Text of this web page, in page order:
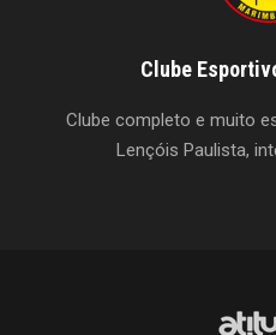
Clube
Clube completo e muito
Lençóis Paulista,